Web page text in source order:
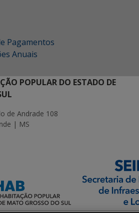
Pagamentos
Anuais
POPULAR DO ESTADO DE
de Andrade 108
| MS